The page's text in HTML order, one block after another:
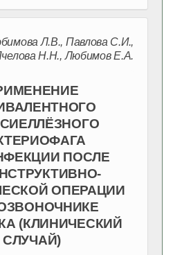
Л.В., Павлова С.И.,
Н.Н., Любимов Е.А.
ПОСЛЕ
ОПЕРАЦИИ
(КЛИНИЧЕСКИЙ
СЛУЧАЙ)